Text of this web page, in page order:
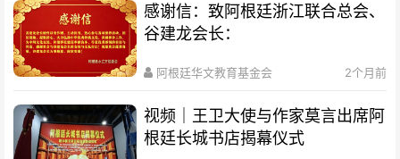
感谢信：致阿根廷浙江联合总会、
谷建龙会长：
阿根廷华文教育基金会 2个月前
视频｜王卫大使与作家莫言出席阿
根廷长城书店揭幕仪式